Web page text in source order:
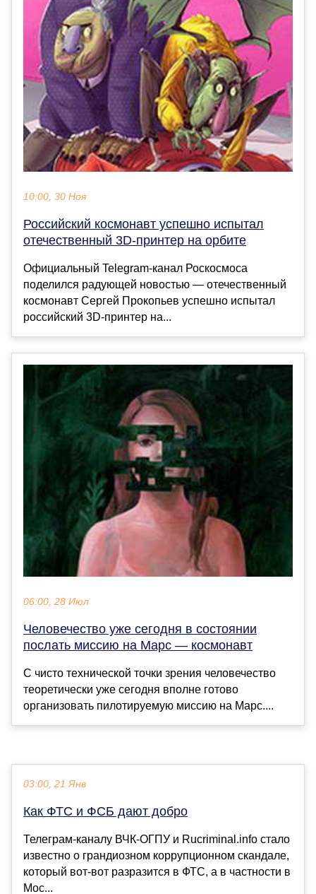
10:00, 30 Ноя
Российский космонавт успешно испытал
отечественный 3D-принтер на орбите
Официальный Telegram-канал Роскосмоса
поделился радующей новостью — отечественный
космонавт Сергей Прокопьев успешно испытал
российский 3D-принтер на...
06:00, 28 Июл
Человечество уже сегодня в состоянии
послать миссию на Марс — космонавт
С чисто технической точки зрения человечество
теоретически уже сегодня вполне готово
организовать пилотируемую миссию на Марс....
03:00, 21 Янв
Как ФТС и ФСБ дают добро
Телеграм-каналу ВЧК-ОГПУ и Rucriminal.info стало
известно о грандиозном коррупционном скандале,
который вот-вот разразится в ФТС, а в частности в
Мос...